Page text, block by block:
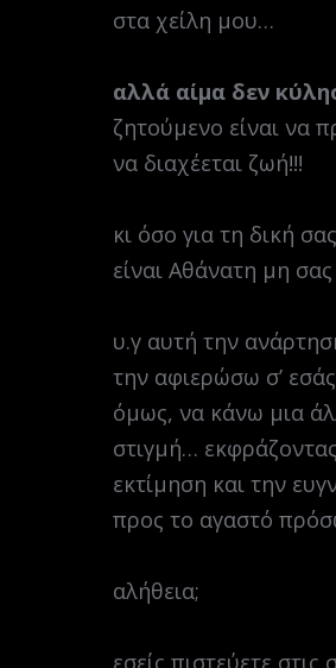
στα χείλη μου…
αλλά αίμα δεν
ζητούμενο είναι να
να διαχέεται ζωή!!!
κι όσο για τη δική
είναι Αθάνατη μη σας
υ.γ αυτή την
την αφιερώσω σ’
όμως, να κάνω μια
στιγμή…
εκτίμηση και την
προς το αγαστό
αλήθεια;
εσείς πιστεύετε